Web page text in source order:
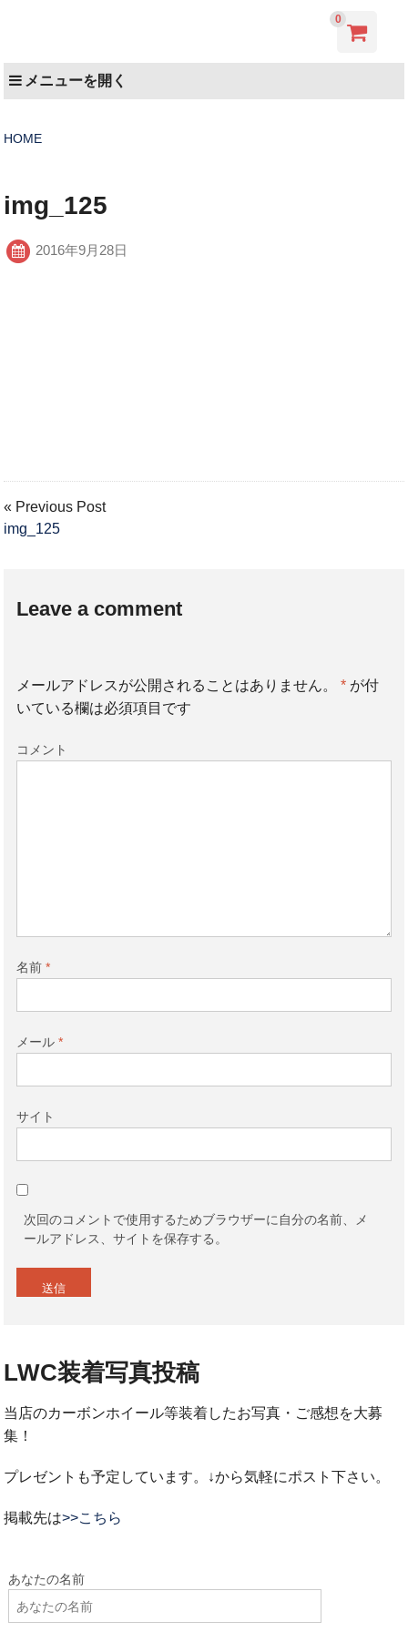
0
メニューを開く
HOME
img_125
2016年9月28日
« Previous Post
img_125
Leave a comment
メールアドレスが公開されることはありません。 *が付
いている欄は必須項目です
コメント
名前 *
メール *
サイト
次回のコメントで使用するためブラウザーに自分の名前、メ
ールアドレス、サイトを保存する。
LWC装着写真投稿
当店のカーボンホイール等装着したお写真・ご感想を大募
集！
プレゼントも予定しています。↓から気軽にポスト下さい。
掲載先は>>こちら
あなたの名前